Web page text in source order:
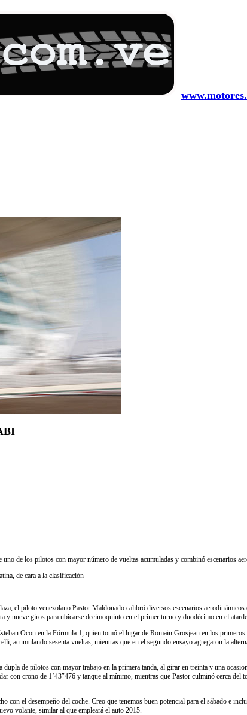
uno de los pilotos con mayor número de vueltas acumuladas y combinó escenarios
de cara a la clasificación
el piloto venezolano Pastor Maldonado calibró diversos escenarios
nueve giros para ubicarse decimoquinto en el primer turno y duodécimo en el
Ocon en la Fórmula 1, quien tomó el lugar de Romain Grosjean en los
acumulando sesenta vueltas, mientras que en el segundo ensayo agregaron la
de pilotos con mayor trabajo en la primera tanda, al girar en treinta y una
con crono de 1’43″476 y tanque al mínimo, mientras que Pastor culminó cerca
con el desempeño del coche. Creo que tenemos buen potencial para el sábado e
volante, similar al que empleará el auto 2015.